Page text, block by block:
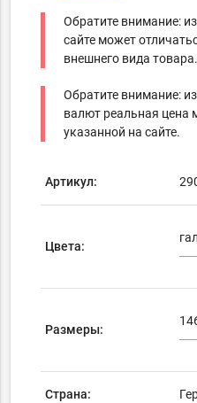
Обратите внимание:
сайте может
внешнего вида товара.
Обратите внимание:
валют реальная цена
указанной на сайте.
Артикул:
Цвета:
Размеры:
Страна: